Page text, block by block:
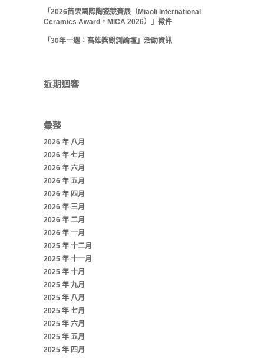
「2026苗栗國際陶瓷競賽展（Miaoli International
Ceramics Award，MICA 2026）」徵件
「30年一遇：高雄獎觀測論壇」活動資訊
近期迴響
彙整
2026 年 八月
2026 年 七月
2026 年 六月
2026 年 五月
2026 年 四月
2026 年 三月
2026 年 二月
2026 年 一月
2025 年 十二月
2025 年 十一月
2025 年 十月
2025 年 九月
2025 年 八月
2025 年 七月
2025 年 六月
2025 年 五月
2025 年 四月